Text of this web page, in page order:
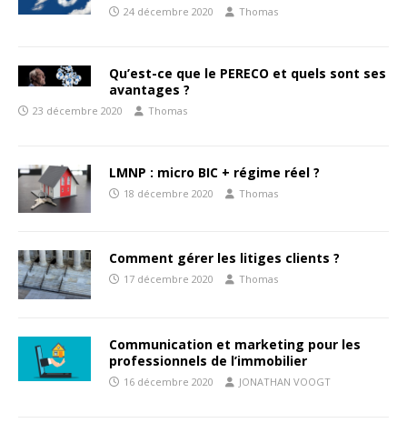
24 décembre 2020 Thomas
Qu’est-ce que le PERECO et quels sont ses
avantages ?
23 décembre 2020 Thomas
LMNP : micro BIC + régime réel ?
18 décembre 2020 Thomas
Comment gérer les litiges clients ?
17 décembre 2020 Thomas
Communication et marketing pour les
professionnels de l’immobilier
16 décembre 2020 JONATHAN VOOGT